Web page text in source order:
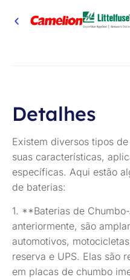
Detalhes
Existem diversos tipos
suas características,
específicas. Aqui estão
de baterias:
1. **Baterias de
anteriormente, são
automotivos,
reserva e UPS. Elas são
em placas de chumbo